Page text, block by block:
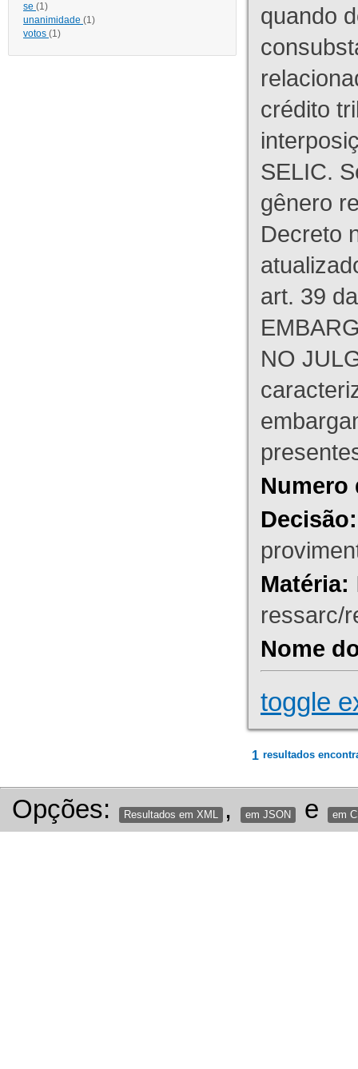
se (1)
unanimidade (1)
votos (1)
quando
crédito
SELIC.
gênero
Decreto
art. 39
NO
Numero
Decisão:
Matéria:
ressarc/
Nome
toggle
1 resultados
Opções: Resultados em XML , em JSON e em